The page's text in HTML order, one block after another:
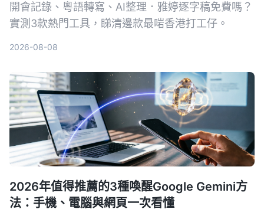
開會記錄、粵語轉寫、AI整理．雅婷逐字稿免費嗎？
實測3款熱門工具，睇清邊款最啱香港打工仔。
2026-08-08
2026年值得推薦的3種喚醒Google Gemini方
法：手機、電腦與網頁一次看懂